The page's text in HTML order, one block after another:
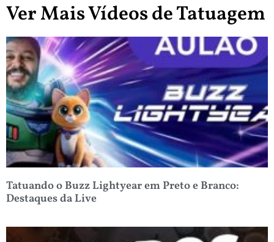
Ver Mais Vídeos de Tatuagem
Tatuando o Buzz Lightyear em Preto e Branco:
Destaques da Live